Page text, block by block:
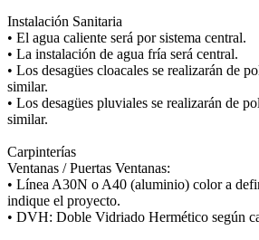
Instalación Sanitaria
• El agua caliente será por sistema central.
• La instalación de agua fría será central.
• Los desagües cloacales se realizarán de
similar.
• Los desagües pluviales se realizarán de
similar.
Carpinterías
Ventanas / Puertas Ventanas:
• Línea A30N o A40 (aluminio) color a
indique el proyecto.
• DVH: Doble Vidriado Hermético según